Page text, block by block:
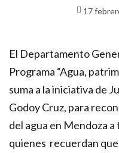
17
El Departamento
Programa “Agua,
suma a la iniciativa de
Godoy Cruz, para
del agua en Mendoza
quienes recuerdan